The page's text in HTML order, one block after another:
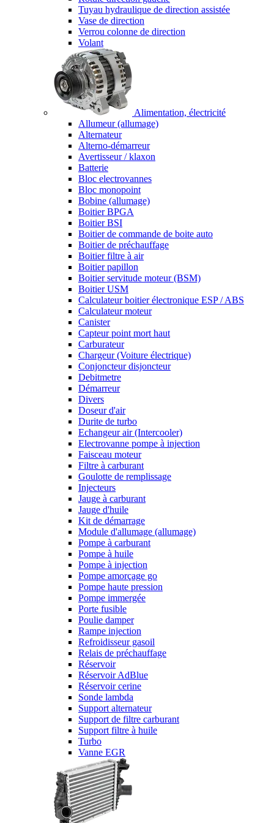
Tuyau hydraulique de direction assistée
Vase de direction
Verrou colonne de direction
Volant
Alimentation, électricité
Allumeur (allumage)
Alternateur
Alterno-démarreur
Avertisseur / klaxon
Batterie
Bloc electrovannes
Bloc monopoint
Bobine (allumage)
Boitier BPGA
Boitier BSI
Boitier de commande de boite auto
Boitier de préchauffage
Boitier filtre à air
Boitier papillon
Boitier servitude moteur (BSM)
Boitier USM
Calculateur boitier électronique ESP / ABS
Calculateur moteur
Canister
Capteur point mort haut
Carburateur
Chargeur (Voiture électrique)
Conjoncteur disjoncteur
Debitmetre
Démarreur
Divers
Doseur d'air
Durite de turbo
Echangeur air (Intercooler)
Electrovanne pompe à injection
Faisceau moteur
Filtre à carburant
Goulotte de remplissage
Injecteurs
Jauge à carburant
Jauge d'huile
Kit de démarrage
Module d'allumage (allumage)
Pompe à carburant
Pompe à huile
Pompe à injection
Pompe amorçage go
Pompe haute pression
Pompe immergée
Porte fusible
Poulie damper
Rampe injection
Refroidisseur gasoil
Relais de préchauffage
Réservoir
Réservoir AdBlue
Réservoir cerine
Sonde lambda
Support alternateur
Support de filtre carburant
Support filtre à huile
Turbo
Vanne EGR